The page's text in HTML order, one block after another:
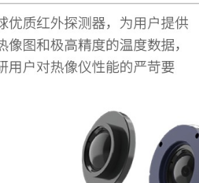
开启MagicThermal，能够在实
中，通过触控的方式呈现目标区
成像，其他区域则以黑白热
支持大动态范围灰度级
支持
测量分析